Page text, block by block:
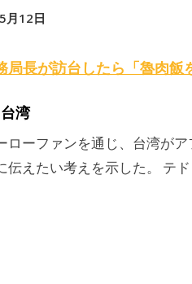
月12日
局長が訪台したら「魯肉
湾
ローファンを通じ、台湾がア
伝えたい考えを示した。 テ